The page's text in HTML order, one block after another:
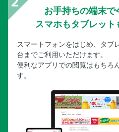
お手持ちの端末で
スマホもタブレッ
スマートフォンをはじめ、タブ
台までご利用いただけます。
便利なアプリでの閲覧はもちろ
す。